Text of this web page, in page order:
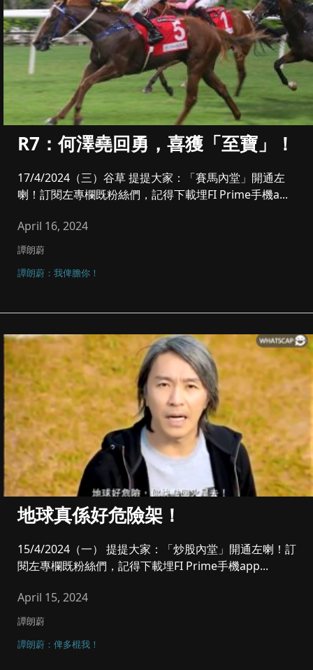
R7：何澤堯回勇，喜獲「至寶」！
17/4/2024（三）谷草 提提大家：「賽馬內堂」開通左
喇！訂閱左專欄既粉絲們，記得下載埋FI Prime手機a...
April 16, 2024
譚朗蔚
譚朗蔚：我俾膽你！
地球真係好危險架！
15/4/2024（一） 提提大家：「炒股內堂」開通左喇！訂
閱左專欄既粉絲們，記得下載埋FI Prime手機app...
April 15, 2024
譚朗蔚
譚朗蔚：俾多棍我！